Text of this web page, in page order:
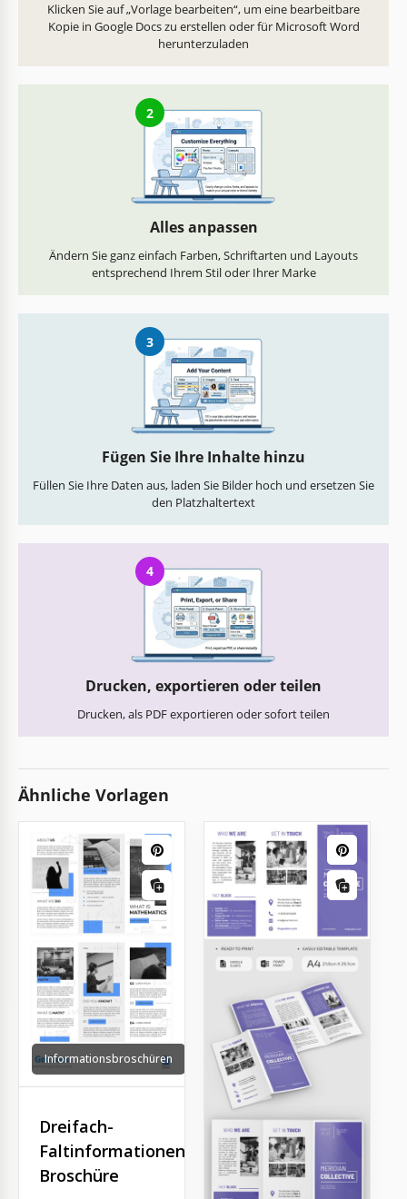
Klicken Sie auf „Vorlage bearbeiten“, um eine bearbeitbare
Kopie in Google Docs zu erstellen oder für Microsoft Word
herunterzuladen
2
Alles anpassen
Ändern Sie ganz einfach Farben, Schriftarten und Layouts
entsprechend Ihrem Stil oder Ihrer Marke
3
Fügen Sie Ihre Inhalte hinzu
Füllen Sie Ihre Daten aus, laden Sie Bilder hoch und ersetzen Sie
den Platzhaltertext
4
Drucken, exportieren oder teilen
Drucken, als PDF exportieren oder sofort teilen
Ähnliche Vorlagen
Informationsbroschüren
Dreifach-
Faltinformationen
Broschüre